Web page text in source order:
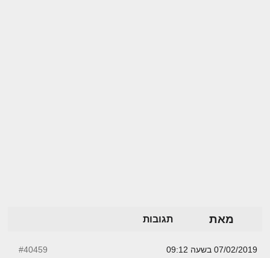
מאת תגובות
07/02/2019 בשעה 09:12 #40459